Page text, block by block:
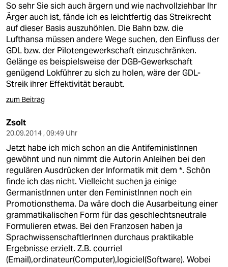
So sehr Sie sich auch ärgern und wie nachvollziehbar Ihr
Ärger auch ist, fände ich es leichtfertig das Streikrecht
auf dieser Basis auszuhöhlen. Die Bahn bzw. die
Lufthansa müssen andere Wege suchen, den Einfluss der
GDL bzw. der Pilotengewerkschaft einzuschränken.
Gelänge es beispielsweise der DGB-Gewerkschaft
genügend Lokführer zu sich zu holen, wäre der GDL-
Streik ihrer Effektivität beraubt.
zum Beitrag
Zsolt
20.09.2014 , 09:49 Uhr
Jetzt habe ich mich schon an die AntifeministInnen
gewöhnt und nun nimmt die Autorin Anleihen bei den
regulären Ausdrücken der Informatik mit dem *. Schön
finde ich das nicht. Vielleicht suchen ja einige
GermanistInnen unter den FeministInnen noch ein
Promotionsthema. Da wäre doch die Ausarbeitung einer
grammatikalischen Form für das geschlechtsneutrale
Formulieren etwas. Bei den Franzosen haben ja
SprachwissenschaftlerInnen durchaus praktikable
Ergebnisse erzielt. Z.B. courriel
(Email),ordinateur(Computer),logiciel(Software). Wobei